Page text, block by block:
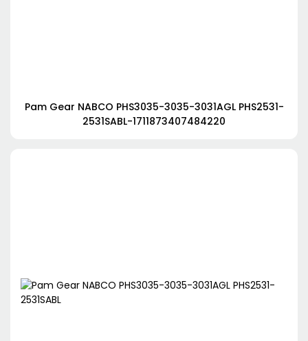
Pam Gear NABCO PHS3035-3035-3031AGL PHS2531-
2531SABL-1711873407484220